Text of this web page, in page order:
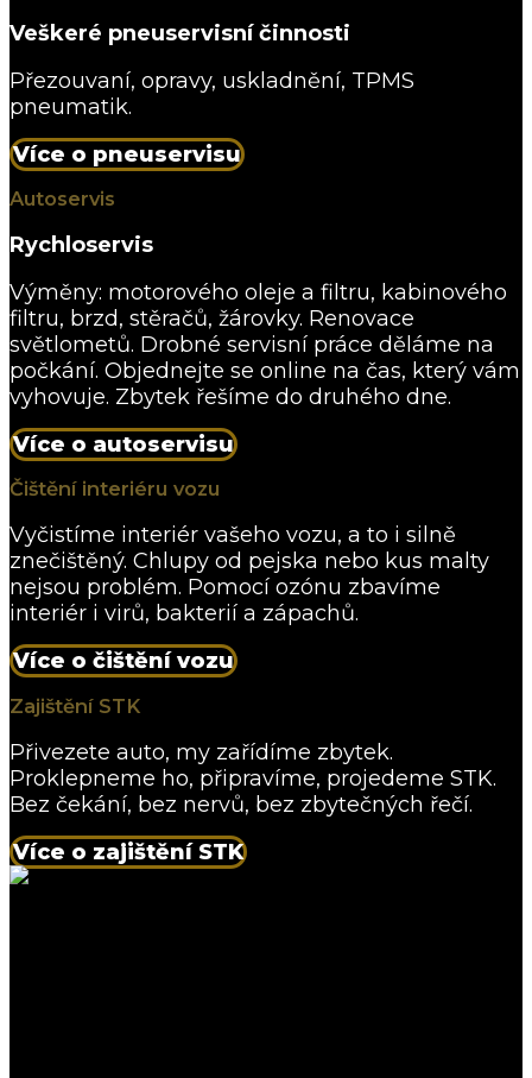
Veškeré pneuservisní činnosti
Přezouvaní, opravy, uskladnění, TPMS
pneumatik.
Více o pneuservisu
Autoservis
Rychloservis
Výměny: motorového oleje a filtru, kabinového
filtru, brzd, stěračů, žárovky. Renovace
světlometů. Drobné servisní práce děláme na
počkání. Objednejte se online na čas, který vám
vyhovuje. Zbytek řešíme do druhého dne.
Více o autoservisu
Čištění interiéru vozu
Vyčistíme interiér vašeho vozu, a to i silně
znečištěný. Chlupy od pejska nebo kus malty
nejsou problém. Pomocí ozónu zbavíme
interiér i virů, bakterií a zápachů.
Více o čištění vozu
Zajištění STK
Přivezete auto, my zařídíme zbytek.
Proklepneme ho, připravíme, projedeme STK.
Bez čekání, bez nervů, bez zbytečných řečí.
Více o zajištění STK